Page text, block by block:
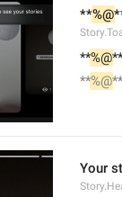
**%@
**%@
**%@
Your